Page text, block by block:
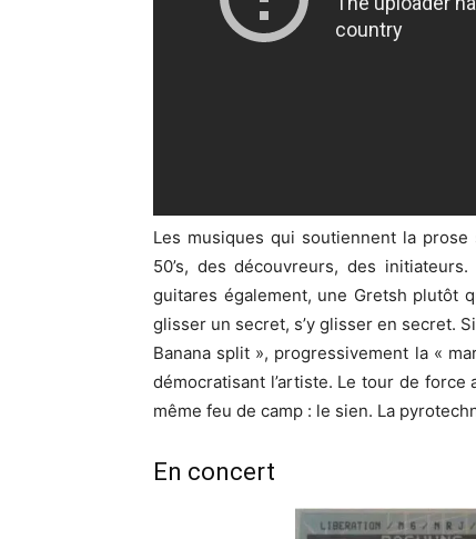
Les musiques qui soutiennent la
50’s, des découvreurs, des
guitares également, une Gretsh plutôt
glisser un secret, s’y glisser en secret.
Banana split », progressivement la «
démocratisant l’artiste. Le tour de force
même feu de camp : le sien. La
En concert